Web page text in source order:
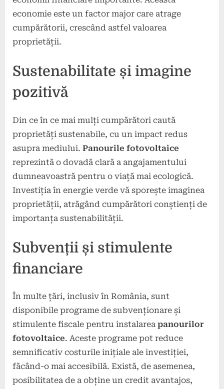
economie este un factor major care atrage
cumpărătorii, crescând astfel valoarea
proprietății.
Sustenabilitate și imagine
pozitivă
Din ce în ce mai mulți cumpărători caută
proprietăți sustenabile, cu un impact redus
asupra mediului. Panourile fotovoltaice
reprezintă o dovadă clară a angajamentului
dumneavoastră pentru o viață mai ecologică.
Investiția în energie verde vă sporește imaginea
proprietății, atrăgând cumpărători conștienți de
importanța sustenabilității.
Subvenții și stimulente
financiare
În multe țări, inclusiv în România, sunt
disponibile programe de subvenționare și
stimulente fiscale pentru instalarea panourilor
fotovoltaice. Aceste programe pot reduce
semnificativ costurile inițiale ale investiției,
făcând-o mai accesibilă. Există, de asemenea,
posibilitatea de a obține un credit avantajos,